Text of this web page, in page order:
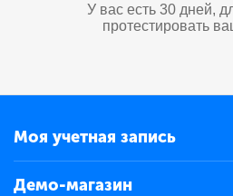
У вас есть 30 дней,
протестировать
Моя учетная запись
Демо-магазин